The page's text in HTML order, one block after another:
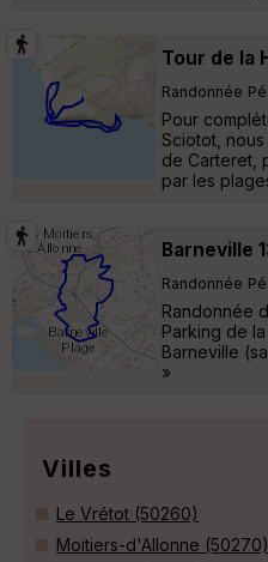
Tour de la
Randonnée
Pour
Sciotot,
de Carteret,
par les
Barneville
Randonnée
Randonnée
Parking de
Barneville
»
Villes
Le Vrétot (50260)
Moitiers-d'Allonne (50270)